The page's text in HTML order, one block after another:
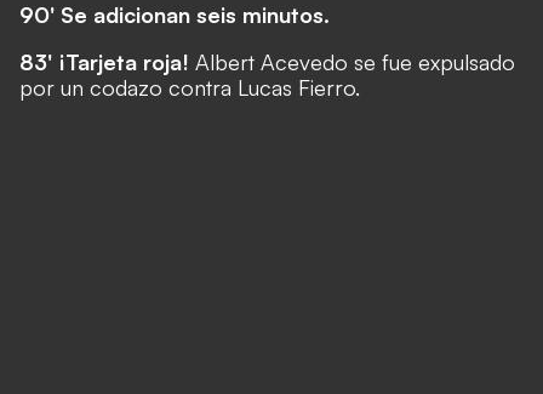
90' Se adicionan seis minutos.
83' ¡Tarjeta roja! Albert Acevedo se fue expulsado
por un codazo contra Lucas Fierro.